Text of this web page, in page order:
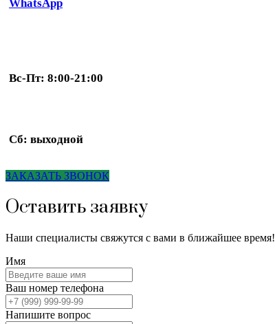
WhatsApp
Вс-Пт: 8:00-21:00
Сб: выходной
ЗАКАЗАТЬ ЗВОНОК
Оставить заявку
Наши специалисты свяжутся с вами в ближайшее время!
Имя
Ваш номер телефона
Напишите вопрос